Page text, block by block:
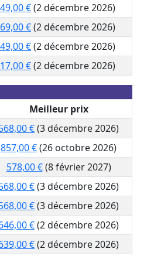
€(2 décembre 2026)
€(2 décembre 2026)
€(2 décembre 2026)
€(2 décembre 2026)
Meilleur prix
€(3 décembre 2026)
857,00 €(26 octobre 2026)
578,00 €(8 février 2027)
€(3 décembre 2026)
€(3 décembre 2026)
€(2 décembre 2026)
€(2 décembre 2026)